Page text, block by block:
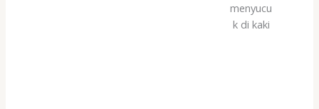
menyucu
k di kaki